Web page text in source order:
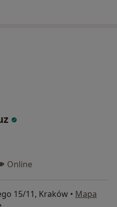
Online
15/11, Kraków • Mapa